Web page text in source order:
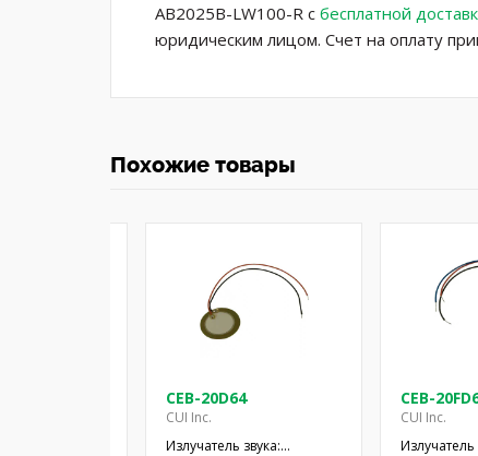
AB2025B-LW100-R с бесплатной
юридическим лицом. Счет на оплату
Похожие товары
CEB-20D64
CUI Inc.
Излучатель звука:
CEB-
CUI Inc.
Излучатель